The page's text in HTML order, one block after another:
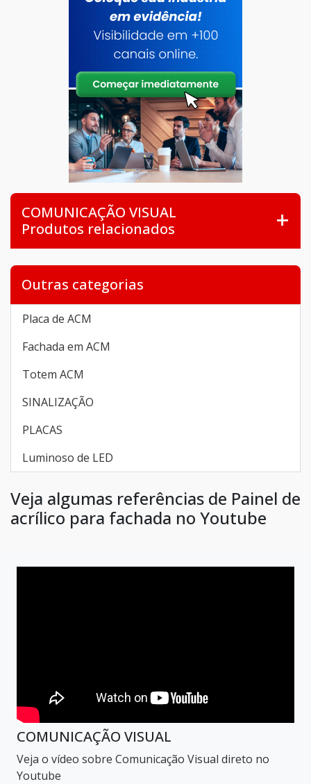
COMUNICAÇÃO VISUAL
Produtos relacionados
Outras categorias
Placa de ACM
Fachada em ACM
Totem ACM
SINALIZAÇÃO
PLACAS
Luminoso de LED
Veja algumas referências de Painel de
acrílico para fachada no Youtube
COMUNICAÇÃO VISUAL
Veja o vídeo sobre Comunicação Visual direto no
Youtube